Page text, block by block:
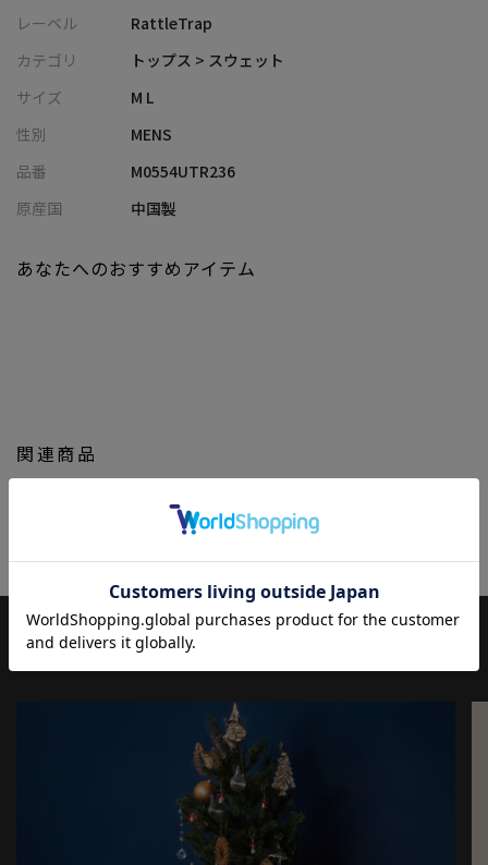
刺繍の立体感とボディのこなれた質感が絶妙にマッチし、シンプ
ルながら存在感のある一枚になっています。
《幅広いスタイルに活躍する万能シルエット》
リラックス感のあるシルエットで、一枚着としてもレイヤードス
タイルにも活躍する万能アイテムです。
【Rattle Trap/ラトルトラップ】
ることができるタウンウェア。
※商品の色味につきまして、お客様のお使いのPCのモニター環
境、設定により実際のカラーと画像の色味が違って見える場合が
御座います。予めご了承の上、ご注文下さい。
※屋外での撮影画像は光の加減で、実際の商品より明るく見える
レーベル
RattleTrap
カテゴリ
トップス > スウェット
サイズ
M L
性別
MENS
品番
M0554UTR236
原産国
中国製
関連商品
あなたへのおすすめアイテム
JOURNAL